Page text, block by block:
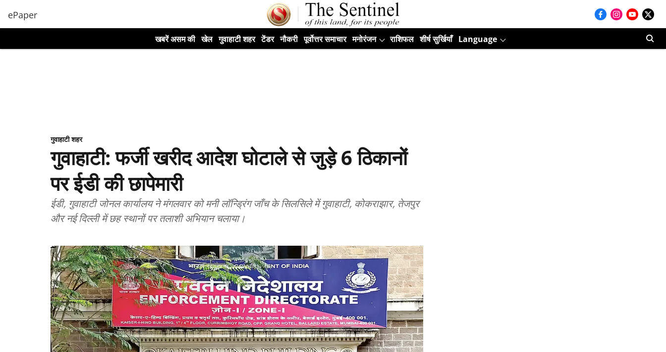
ePaper
खबरें असम की खेल गुवाहाटी शहर टेंडर नौकरी पूर्वोत्तर समाचार मनोरंजन राशिफल शीर्ष सुर्खियाँ Language
गुवाहाटी शहर
गुवाहाटी: फर्जी खरीद आदेश घोटाले से जुड़े 6 ठिकानों
पर ईडी की छापेमारी
ईडी, गुवाहाटी जोनल कार्यालय ने मंगलवार को मनी लॉन्ड्रिंग जाँच के सिलसिले में गुवाहाटी, कोकराझार, तेजपुर
और नई दिल्ली में छह स्थानों पर तलाशी अभियान चलाया।